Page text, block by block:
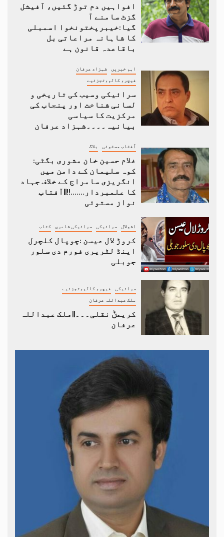
افواہیں دم توڑ گئیں، آفیشل
گزٹ سامنے آ
گیا:خیبرپختونخوا اسمبلی
کا شاہانہ مراعاتی بل
باقاعدہ قانون ہے
اہم خبریں شہزاد عرفان
فیچر، کالم،تجزئیے
سرائیکی وسیب کی تاریخی و
لسانی شناخت اور پنجاب کی
مرکزیت کا سیاسی
بیانیہ۔۔۔۔شہزاد عرفان
آفتاب مستوئی بلاگ
غلام حسین خان مشوری بگٹی:
کوہ سلیمان کے دامن میں
انگریزی سامراج کے خلاف جہاد
کا علمبردار…….!!||آفتاب
نواز مستوئی
اشولال سرائیکی سرائیکی شاعری کتاب
کروڑ لال عیسن :چوپال کلچرل
اینڈ لٹریری فورم دی سلور
جوبلی
سرائیکی فیچر، کالم،تجزئیے
ملک عبداللہ عرفان
کریمݨ نقلی۔۔۔||ملک عبداللہ
عرفان